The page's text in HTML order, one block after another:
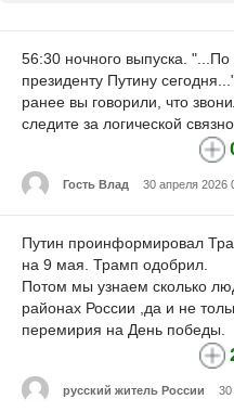
56:30 ночного выпуска. "...По
президенту Путину
ранее вы говорили, что
следите за логической
Гость Влад 30 апреля 2026
Путин проинформировал
на 9 мая. Трамп одобрил.
Потом мы узнаем сколько
районах России ,да и не
перемирия на День победы.
русский житель России 30